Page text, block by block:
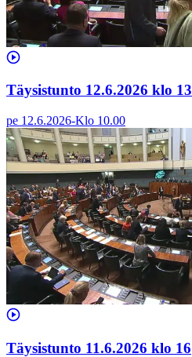
Täysistunto 12.6.2026 klo 13
pe 12.6.2026-Klo 10.00
Täysistunto 11.6.2026 klo 16